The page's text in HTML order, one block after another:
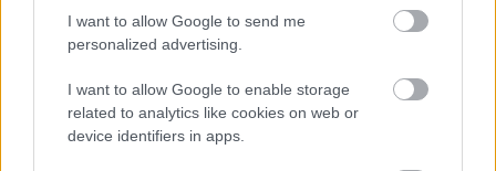
I want to allow Google to send me
personalized advertising.
I want to allow Google to enable storage
related to analytics like cookies on web or
device identifiers in apps.
Az ipar továbbra is gyengélkedik, és ez a GDP-
n is látszik